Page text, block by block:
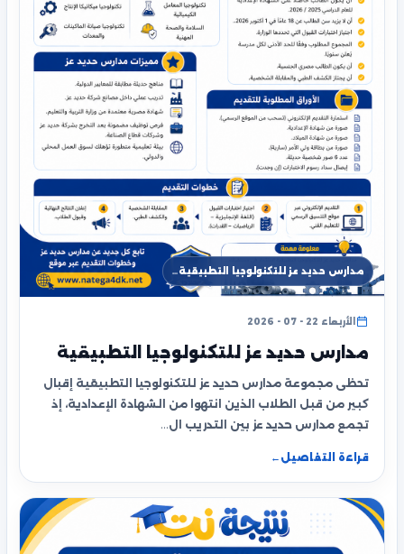
مدارس حديد عز للتكنولوجيا التطبيقية…
الأربعاء 22 - 07 - 2026
مدارس حديد عز للتكنولوجيا التطبيقية
تحظى مجموعة مدارس حديد عز للتكنولوجيا التطبيقية إقبال
كبير من قبل الطلاب الذين انتهوا من الشهادة الإعدادية، إذ
تجمع مدارس حديد عز بين التدريب ال…
قراءة التفاصيل ←